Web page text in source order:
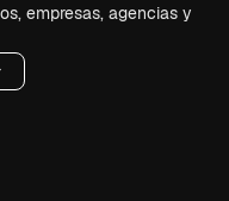
empresas, agencias y